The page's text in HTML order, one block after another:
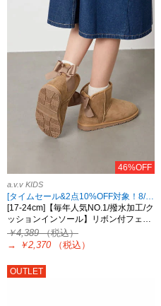
46%OFF
a.v.v KIDS
[タイムセール&2点10%OFF対象！8/17 8:59まで]
[17-24cm]【毎年人気NO.1/撥水加工/ク
ッションインソール】リボン付フェ…
￥4,389（税込）
→
￥2,370 （税込）
OUTLET